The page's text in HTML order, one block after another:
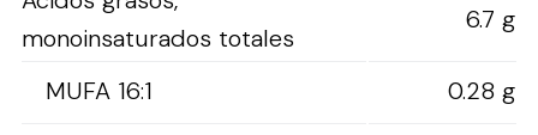
monoinsaturados totales
6.7 g
MUFA 16:1
0.28 g